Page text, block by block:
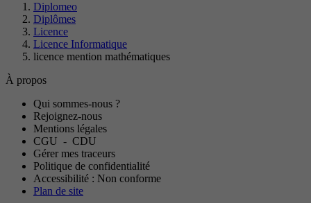
Diplomeo
Diplômes
Licence
Licence Informatique
licence mention mathématiques
À propos
Qui sommes-nous ?
Rejoignez-nous
Mentions légales
CGU - CDU
Gérer mes traceurs
Politique de confidentialité
Accessibilité : Non conforme
Plan de site